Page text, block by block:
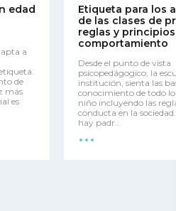
edad
a
de
más
es
Etiqueta para los
de las clases de
reglas y
comportamiento
Desde el punto de vista
psicopedágogico, la
institución, sienta las
conocimiento de todo
niño incluyendo las
conducta en la
hay padr...
...